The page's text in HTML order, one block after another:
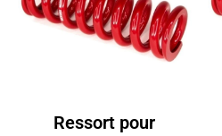
Ressort pour